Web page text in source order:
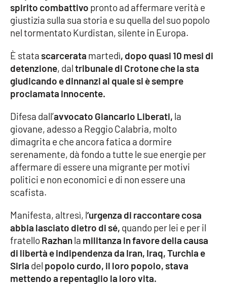
SPECIALI
Buona Sanità Calabria
LA
CALABRIAVISIONE
Destinazioni
Eventi
Food
Storie
Lacplay.it
Lactv.it
Laconair.it
spirito combattivo pronto ad affermareverità e
giustizia sulla sua storia e su quella del suo popolo
nel tormentato Kurdistan, silente in Europa.
È statascarcerata martedì, dopo quasi 10 mesi di
detenzione, daltribunale di Crotone che la sta
giudicando e dinnanzi al quale si è sempre
proclamata innocente.
Difesa dall’avvocato Giancarlo Liberati, la
giovane, adesso a Reggio Calabria, molto
dimagrita e che ancora fatica a dormire
serenamente, dà fondo a tutte le sue energie per
affermare di essere una migrante per motivi
politici e non economici e di non essere una
scafista.
Manifesta, altresì, l’urgenza di raccontare cosa
abbia lasciato dietro di sé, quando per lei e per il
fratelloRazhanla militanza in favore della causa
di libertà e indipendenza da Iran, Iraq, Turchia e
Siria del popolo curdo, il loro popolo, stava
mettendo a repentaglio la loro vita.